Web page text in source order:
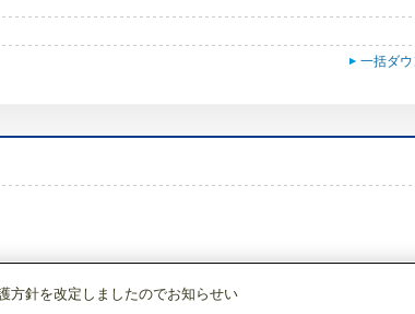
一括ダ
方針を改定しましたのでお知らせい